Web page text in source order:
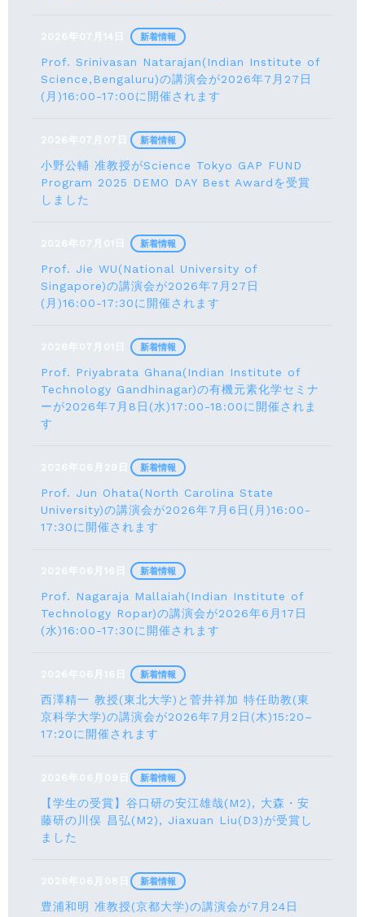
2026年07月14日
Prof. Srinivasan Natarajan(Indian Institute of
Science,Bengaluru)の講演会が2026年7月27⽇
(月)16:00-17:00に開催されます
新着情報
2026年07月07日
小野公輔 准教授がScience Tokyo GAP FUND
Program 2025 DEMO DAY Best Awardを受賞
しました
新着情報
2026年07月01日
Prof. Jie WU(National University of
Singapore)の講演会が2026年7月27日
(月)16:00-17:30に開催されます
新着情報
2026年07月01日
Prof. Priyabrata Ghana(Indian Institute of
Technology Gandhinagar)の有機元素化学セミナ
ーが2026年7月8日(水)17:00-18:00に開催されま
す
新着情報
2026年06月29日
Prof. Jun Ohata(North Carolina State
University)の講演会が2026年7月6日(月)16:00-
17:30に開催されます
新着情報
2026年06月16日
Prof. Nagaraja Mallaiah(Indian Institute of
Technology Ropar)の講演会が2026年6月17⽇
(水)16:00-17:30に開催されます
新着情報
2026年06月16日
西澤精一 教授(東北大学)と菅井祥加 特任助教(東
京科学大学)の講演会が2026年7月2日(木)15:20–
17:20に開催されます
新着情報
2026年06月09日
【学生の受賞】谷口研の安江雄哉(M2), 大森・安
藤研の川俣 昌弘(M2), Jiaxuan Liu(D3)が受賞し
ました
新着情報
2026年06月08日
豊浦和明 准教授(京都大学)の講演会が7月24⽇
新着情報